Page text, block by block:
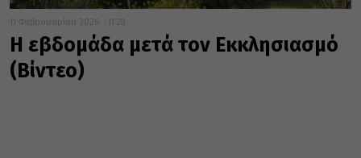
11 Φεβρουαρίου 2026 11:28
Η εβδομάδα μετά τον Εκκλησιασμό
(Βίντεο)